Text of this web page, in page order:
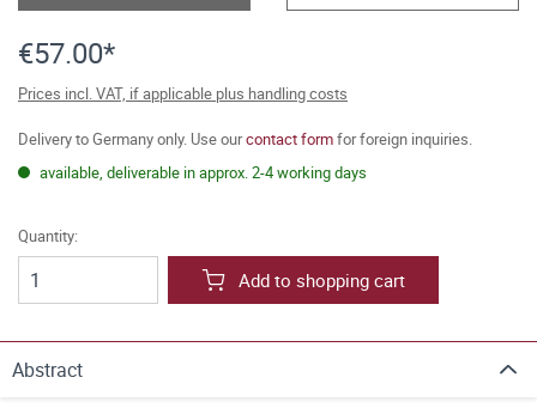
€57.00*
Prices incl. VAT, if applicable plus handling costs
Delivery to Germany only. Use ourcontact formfor foreign inquiries.
available, deliverable in approx. 2-4 working days
Quantity:
Add to shopping cart
Abstract